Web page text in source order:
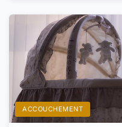
ACCOUCHEMENT